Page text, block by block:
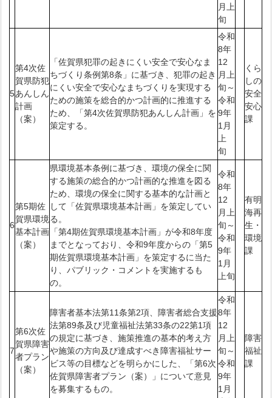
月上
旬
5
第4次佐
賀県防犯
あんしん
計画
（案）
「佐賀県犯罪の起きにくい安全で安心なま
ちづくり条例第8条」に基づき、犯罪の起き
にくい安全で安心なまちづくりを実現する
ための施策を総合的かつ計画的に推進する
ため、「第4次佐賀県防犯あんしん計画」を
策定する。
令和
8年
12
月上
旬～
令和
9年
1月
上
旬
くら
しの
安全
安心
課
6
第5期佐
賀県環境
基本計画
（案）
県環境基本条例に基づき、環境の保全に関
する施策の総合的かつ計画的な推進を図る
ため、環境の保全に関する基本的な計画と
して「佐賀県環境基本計画」を策定してい
る。
「第4期佐賀県環境基本計画」が令和8年度
までとなっており、令和9年度からの「第5
期佐賀県環境基本計画」を策定するに当た
り、パブリック・コメントを実施するも
の。
令和
8年
12
月上
旬～
令和
9年
1月
上旬
有明
海再
生・
環境
課
7
第6次佐
賀県障害
者プラン
（案）
障害者基本法第11条第2項、障害者総合支援
法第89条及び児童福祉法第33条の22第1項
の規定に基づき、施策推進の基本的考え方
や施策の方向及び達成すべき障害福祉サー
ビス等の目標などを明らかにした、「第6次
佐賀県障害者プラン（案）」について意見
を募集するもの。
令和
8年
12
月上
旬～
令和
9年
1月
障害
福祉
課